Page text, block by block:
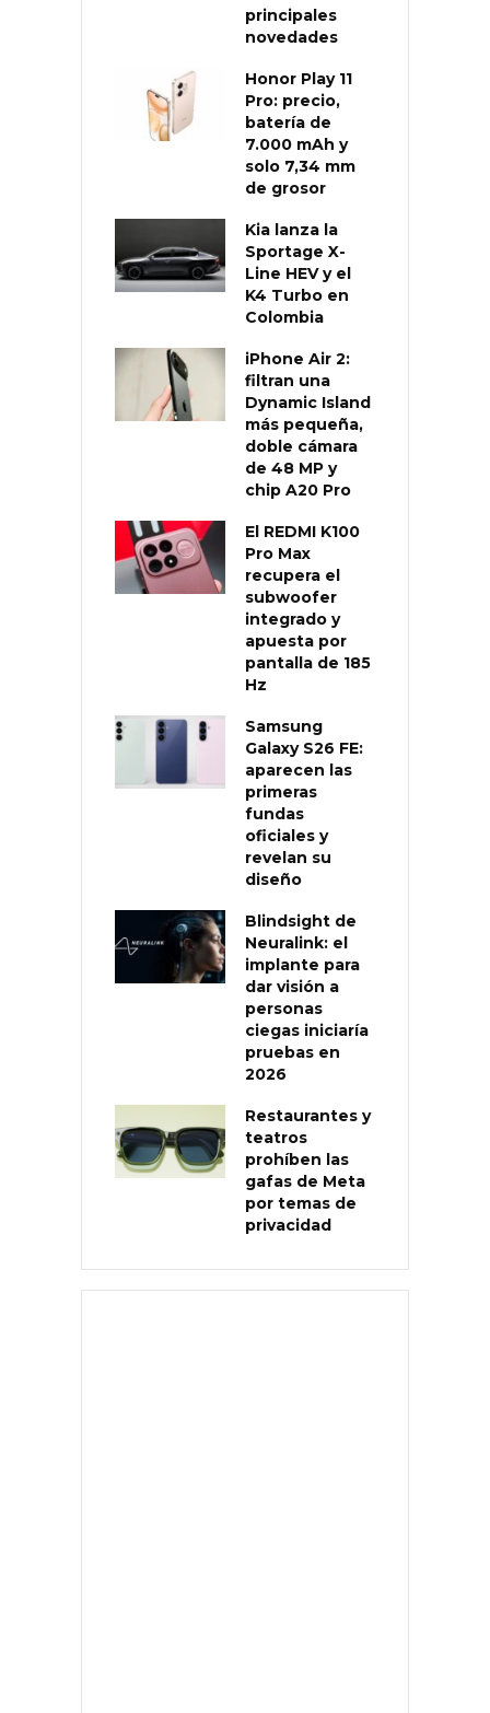
principales
novedades
Honor Play 11
Pro: precio,
batería de
7.000 mAh y
solo 7,34 mm
de grosor
Kia lanza la
Sportage X-
Line HEV y el
K4 Turbo en
Colombia
iPhone Air 2:
filtran una
Dynamic Island
más pequeña,
doble cámara
de 48 MP y
chip A20 Pro
El REDMI K100
Pro Max
recupera el
subwoofer
integrado y
apuesta por
pantalla de 185
Hz
Samsung
Galaxy S26 FE:
aparecen las
primeras
fundas
oficiales y
revelan su
diseño
Blindsight de
Neuralink: el
implante para
dar visión a
personas
ciegas iniciaría
pruebas en
2026
Restaurantes y
teatros
prohíben las
gafas de Meta
por temas de
privacidad